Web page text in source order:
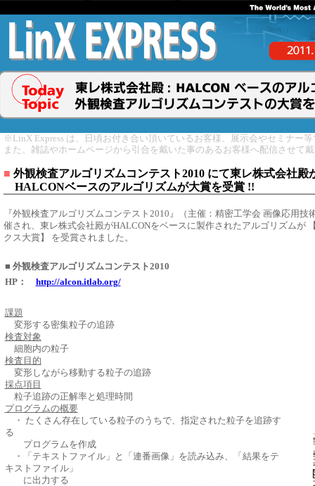
※LinX Express は、日頃お付き合い頂いているお客様、展示会やセミナー
また、雑誌やホームページから引合を戴いた事のあるお客様へ配信させて
■ 外観検査アルゴリズムコンテスト2010 にて東レ株式会社殿
HALCONベースのアルゴリズムが大賞を受賞 !!
『外観検査アルゴリズムコンテスト2010』（主催：精密工学会 画像応用技
催され、東レ株式会社殿がHALCONをベースに製作されたアルゴリズムが
クス大賞】 を受賞されました。
■ 外観検査アルゴリズムコンテスト2010
HP： http://alcon.itlab.org/
課題
変形する密集粒子の追跡
検査対象
細胞内の粒子
検査目的
変形しながら移動する粒子の追跡
採点項目
粒子追跡の正解率と処理時間
プログラムの概要
・ たくさん存在している粒子のうちで、指定された粒子を追跡す
る
プログラムを作成
・
「テキストファイル」と「連番画像」を読み込み、「結果をテ
キストファイル」
に出力する